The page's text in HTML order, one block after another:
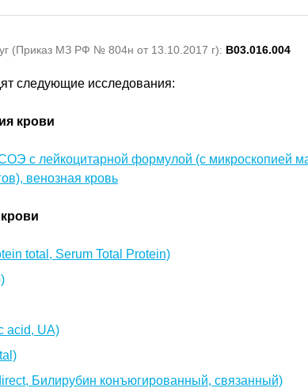
(Приказ МЗ РФ № 804н от 13.10.2017 г): B03.016.004
следующие исследования:
крови
с лейкоцитарной формулой (с микроскопией
венозная кровь
total, Serum Total Protein)
acid, UA)
Билирубин конъюгированный, связанный)